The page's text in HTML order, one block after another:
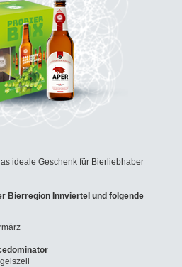
ideale Geschenk für Bierliebhaber
Bierregion Innviertel und folgende